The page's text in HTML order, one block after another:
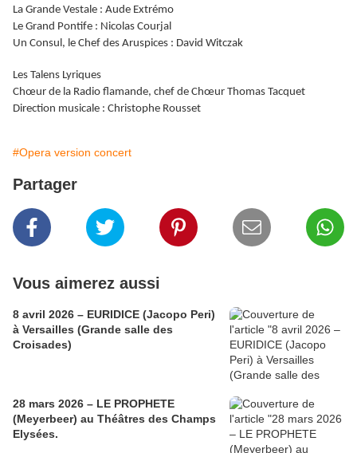
La Grande Vestale : Aude Extrémo
Le Grand Pontife : Nicolas Courjal
Un Consul, le Chef des Aruspices : David Witczak
Les Talens Lyriques
Chœur de la Radio flamande, chef de Chœur Thomas Tacquet
Direction musicale : Christophe Rousset
#Opera version concert
Partager
Vous aimerez aussi
8 avril 2026 – EURIDICE (Jacopo Peri)
à Versailles (Grande salle des
Croisades)
28 mars 2026 – LE PROPHETE
(Meyerbeer) au Théâtres des Champs
Elysées.